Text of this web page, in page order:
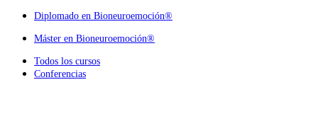
Diplomado en Bioneuroemoción®
Máster en Bioneuroemoción®
Todos los cursos
Conferencias